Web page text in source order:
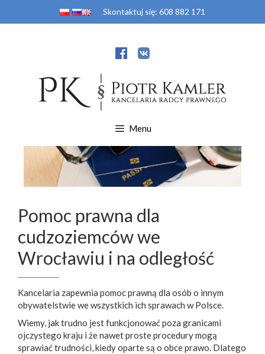
Skontaktuj się: 608 882 171
Menu
Pomoc prawna dla
cudzoziemców we
Wrocławiu i na odległość
Kancelaria zapewnia pomoc prawną dla osób o innym
obywatelstwie we wszystkich ich sprawach w Polsce.
Wiemy, jak trudno jest funkcjonować poza granicami
ojczystego kraju i że nawet proste procedury mogą
sprawiać trudności, kiedy oparte są o obce prawo. Dlatego